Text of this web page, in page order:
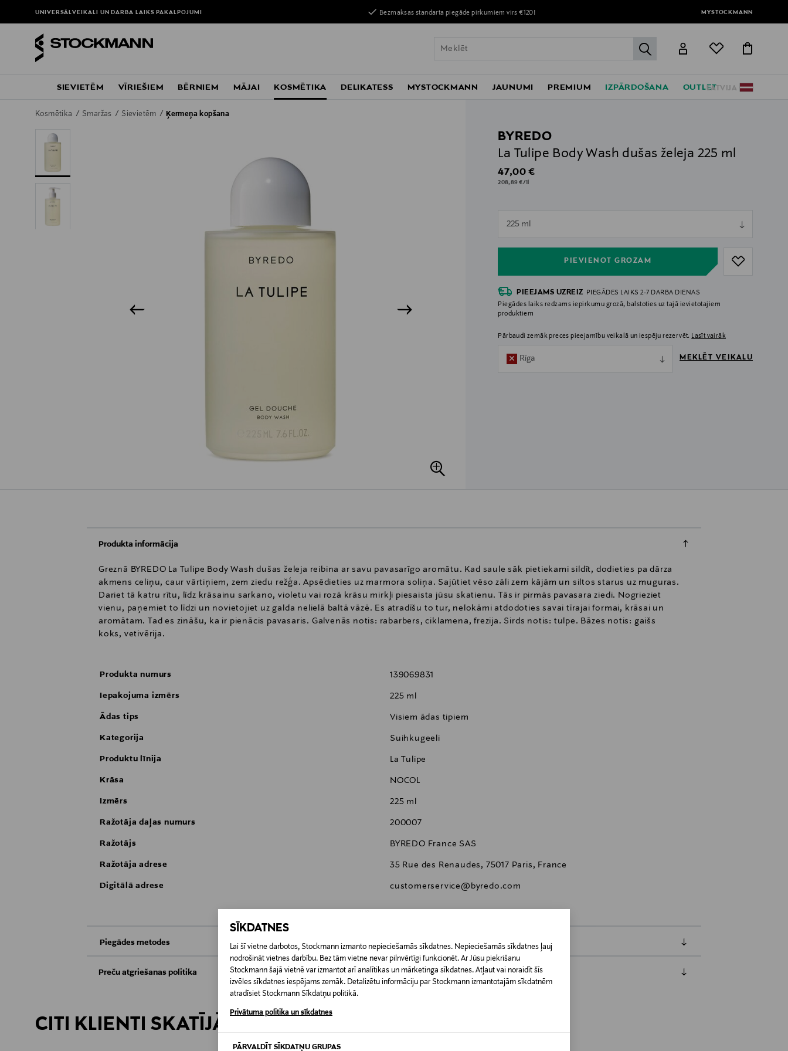
SĪKDATNES
Lai šī vietne darbotos, Stockmann izmanto nepieciešamās sīkdatnes. Nepieciešamās sīkdatnes ļauj
nodrošināt vietnes darbību. Bez tām vietne nevar pilnvērtīgi funkcionēt. Ar Jūsu piekrišanu
Stockmann šajā vietnē var izmantot arī analītikas un mārketinga sīkdatnes. Atļaut vai noraidīt šīs
izvēles sīkdatnes iespējams zemāk. Detalizētu informāciju par Stockmann izmantotajām sīkdatnēm
atradīsiet Stockmann Sīkdatņu politikā.
Privātuma politika un sīkdatnes
PĀRVALDĪT SĪKDATŅU GRUPAS
UNIVERSĀLVEIKALI UN DARBA LAIKSPAKALPOJUMI Bezmaksas standarta piegāde pirkumiem virs €120! MYSTOCKMANN
label.header.go
LATVIJA
SIEVIETĒM VĪRIEŠIEM BĒRNIEM MĀJAI KOSMĒTIKA DELIKATESS MYSTOCKMANN JAUNUMI PREMIUM IZPĀRDOŠANA OUTLET
Kosmētika Smaržas Sievietēm Ķermeņa kopšana
BYREDO
La Tulipe Body Wash dušas želeja 225 ml
Original Price
47,00 €
208,89 €/1l
225 ml
PIEVIENOT GROZAM
null
PIEEJAMS UZREIZ
PIEGĀDES LAIKS 2-7 DARBA DIENAS
Piegādes laiks redzams iepirkumu grozā, balstoties uz tajā ievietotajiem
produktiem
Pārbaudi zemāk preces pieejamību veikalā un iespēju rezervēt. Lasīt vairāk
Rīga MEKLĒT VEIKALU
Produkta informācija
Greznā BYREDO La Tulipe Body Wash dušas želeja reibina ar savu pavasarīgo aromātu. Kad saule sāk pietiekami sildīt, dodieties pa dārza
akmens celiņu, caur vārtiņiem, zem ziedu režģa. Apsēdieties uz marmora soliņa. Sajūtiet vēso zāli zem kājām un siltos starus uz muguras.
Dariet tā katru rītu, līdz krāsainu sarkano, violetu vai rozā krāsu mirkļi piesaista jūsu skatienu. Tās ir pirmās pavasara ziedi. Nogrieziet
vienu, paņemiet to līdzi un novietojiet uz galda nelielā baltā vāzē. Es atradīšu to tur, nelokāmi atdodoties savai tīrajai formai, krāsai un
aromātam. Tad es zināšu, ka ir pienācis pavasaris. Galvenās notis: rabarbers, ciklamena, frezija. Sirds notis: tulpe. Bāzes notis: gaišs
koks, vetivērija.
Produkta numurs 139069831
Iepakojuma izmērs 225 ml
Ādas tips Visiem ādas tipiem
Kategorija Suihkugeeli
Produktu līnija La Tulipe
Krāsa NOCOL
Izmērs 225 ml
Ražotāja daļas numurs 200007
Ražotājs BYREDO France SAS
Ražotāja adrese 35 Rue des Renaudes, 75017 Paris, France
Digitālā adrese customerservice@byredo.com
Piegādes metodes
0,00 €
Preču atgriešanas politika
Preces iespējams atgriezt 30 dienu laikā no pasūtījuma saņemšanas brīža. Atgriešana ir bezmaksas, un par to nav jāpaziņo iepriekš. Veselības un higiēnas
atpakaļ, ir jābūt to sākotnējā neatvērtajā iepakojumā.
CITI KLIENTI SKATĪJĀS ARĪ